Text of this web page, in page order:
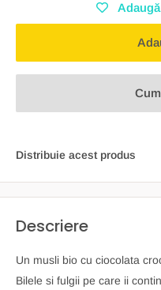
Distribuie acest produs
Descriere
Un musli bio cu ciocolata
Bilele si fulgii pe care ii